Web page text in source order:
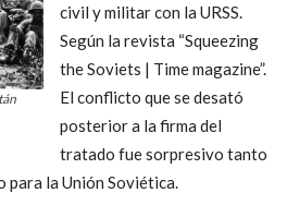
civil y militar con la URSS.
Según la revista “Squeezing
the Soviets | Time magazine”.
El conflicto que se desató
posterior a la firma del
tratado fue sorpresivo tanto
para la Unión Soviética.